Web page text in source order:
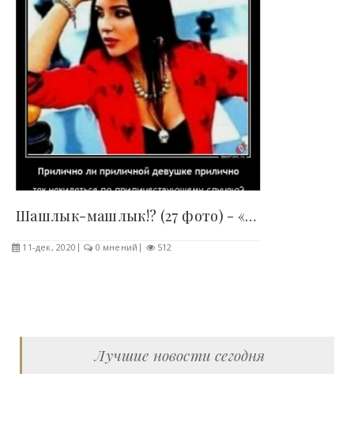
Шашлык-машлык!? (27 фото) - «Демотиваторы»..
11-дек, 2020 0 мнений 512
Лучшие новости сегодня